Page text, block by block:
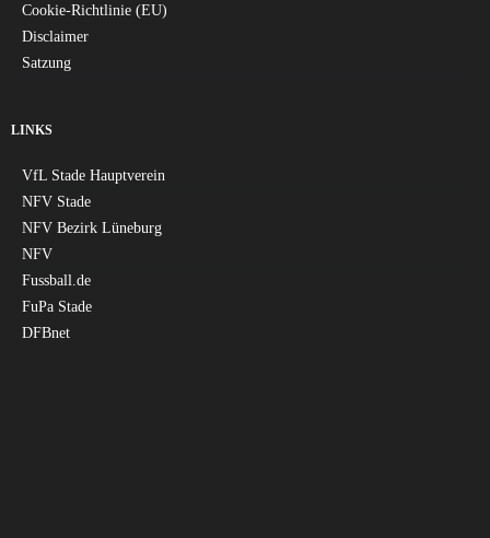
Cookie-Richtlinie (EU)
Disclaimer
Satzung
LINKS
VfL Stade Hauptverein
NFV Stade
NFV Bezirk Lüneburg
NFV
Fussball.de
FuPa Stade
DFBnet